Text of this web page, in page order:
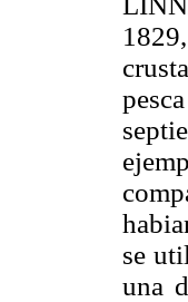
se
una